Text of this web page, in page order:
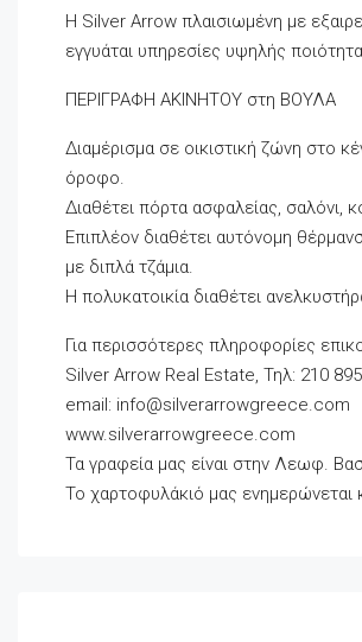
Η Silver Arrow πλαισιωμένη με
εγγυάται υπηρεσίες υψηλής
ΠΕΡΙΓΡΑΦΗ ΑΚΙΝΗΤΟΥ στη ΒΟΥΛΑ
Διαμέρισμα σε οικιστική ζώνη στο
όροφο.
Διαθέτει πόρτα ασφαλείας, σαλόνι,
Επιπλέον διαθέτει αυτόνομη
με διπλά τζάμια.
Η πολυκατοικία διαθέτει
Για περισσότερες πληροφορίες
Silver Arrow Real Estate, Τηλ: 210
email: info@silverarrowgreece.com
www.silverarrowgreece.com
Τα γραφεία μας είναι στην Λεωφ.
Το χαρτοφυλάκιό μας ενημερώνεται